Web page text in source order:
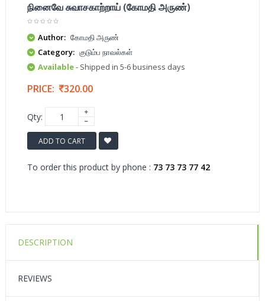
நினைவே சுவாசகாற்றாய் (கோமதி அருண்)
Author: கோமதி அருண்
Category: குடும்ப நாவல்கள்
Available- Shipped in 5-6 business days
PRICE: 320.00
Qty:
ADD TO CART
To order this product by phone : 73 73 73 77 42
DESCRIPTION
REVIEWS